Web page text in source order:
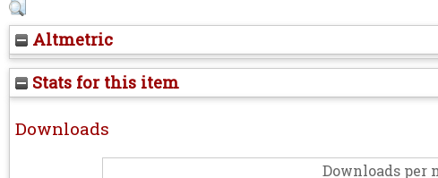
Altmetric
Stats for this item
Downloads
Downloads per